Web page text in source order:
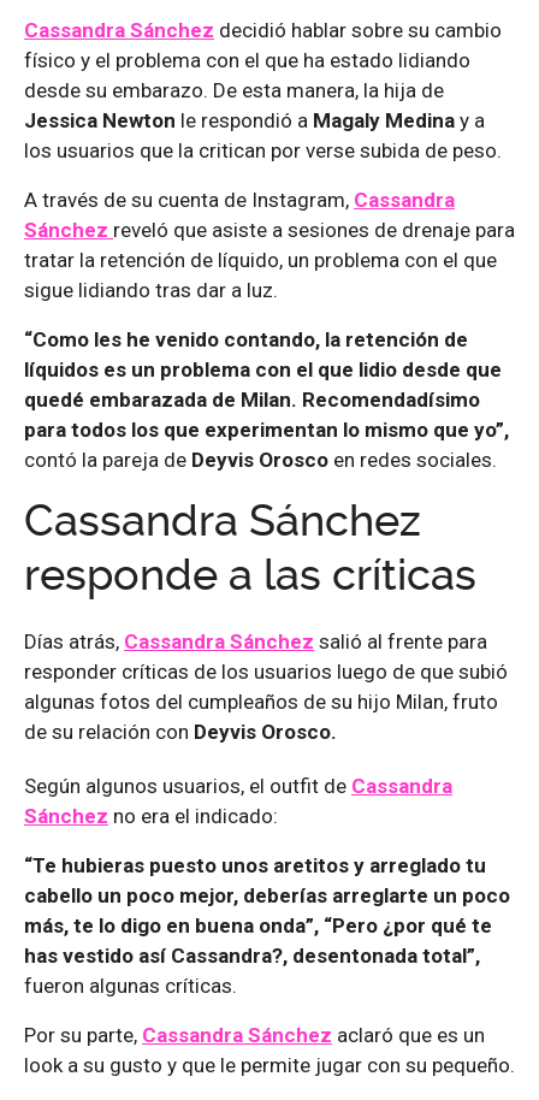
Cassandra Sánchez decidió hablar sobre su cambio
físico y el problema con el que ha estado lidiando
desde su embarazo. De esta manera, la hija de
Jessica Newton le respondió a Magaly Medina y a
los usuarios que la critican por verse subida de peso.
A través de su cuenta de Instagram, Cassandra
Sánchez reveló que asiste a sesiones de drenaje para
tratar la retención de líquido, un problema con el que
sigue lidiando tras dar a luz.
“Como les he venido contando, la retención de
líquidos es un problema con el que lidio desde que
quedé embarazada de Milan. Recomendadísimo
para todos los que experimentan lo mismo que yo”,
contó la pareja de Deyvis Orosco en redes sociales.
Cassandra Sánchez
responde a las críticas
Días atrás, Cassandra Sánchez salió al frente para
responder críticas de los usuarios luego de que subió
algunas fotos del cumpleaños de su hijo Milan, fruto
de su relación con Deyvis Orosco.
Según algunos usuarios, el outfit de Cassandra
Sánchez no era el indicado:
“Te hubieras puesto unos aretitos y arreglado tu
cabello un poco mejor, deberías arreglarte un poco
más, te lo digo en buena onda”, “Pero ¿por qué te
has vestido así Cassandra?, desentonada total”,
fueron algunas críticas.
Por su parte, Cassandra Sánchez aclaró que es un
look a su gusto y que le permite jugar con su pequeño.